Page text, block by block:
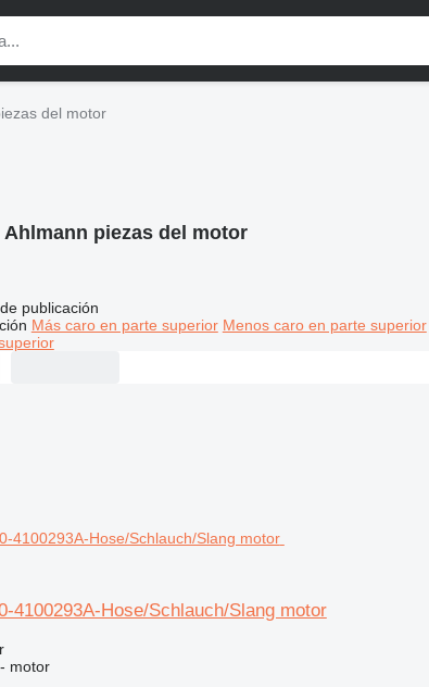
del motor
Ahlmann piezas del motor
publicación
Más caro en parte superior Menos caro en parte superior
4100293A-Hose/Schlauch/Slang motor
motor